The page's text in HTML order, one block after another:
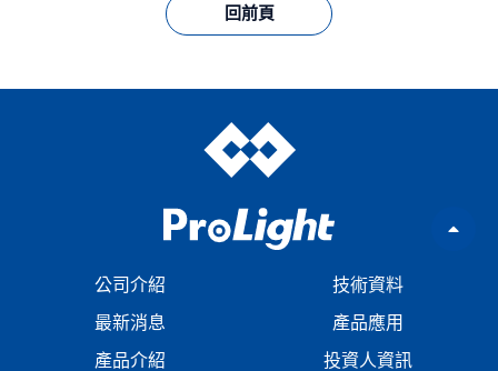
回前頁
公司介紹
最新消息
產品介紹
技術資料
產品應用
投資人資訊